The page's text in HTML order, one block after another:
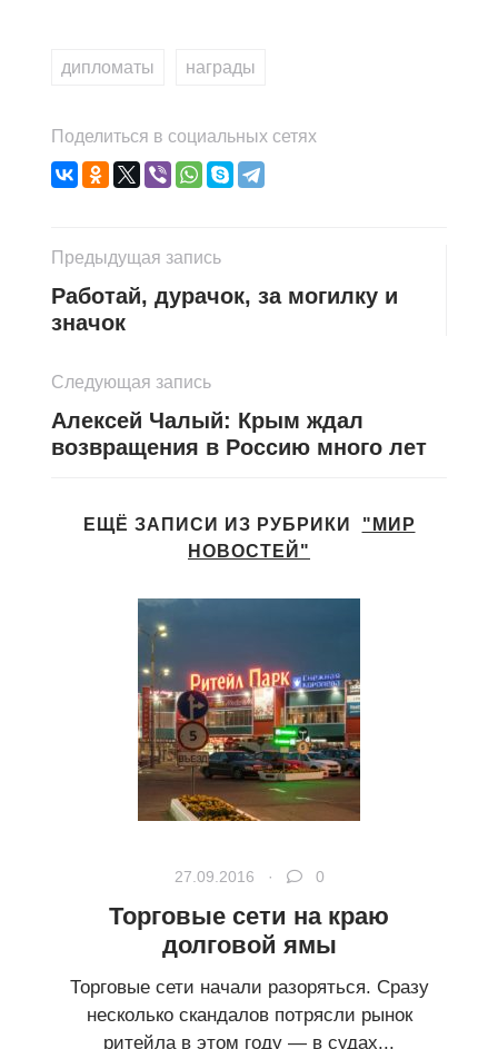
дипломаты награды
Поделиться в социальных сетях
Предыдущая запись
Работай, дурачок, за могилку и
значок
Следующая запись
Алексей Чалый: Крым ждал
возвращения в Россию много лет
ЕЩЁ ЗАПИСИ ИЗ РУБРИКИ "МИР
НОВОСТЕЙ"
27.09.2016 · 0
Торговые сети на краю
долговой ямы
Торговые сети начали разоряться. Сразу
несколько скандалов потрясли рынок
ритейла в этом году — в судах...